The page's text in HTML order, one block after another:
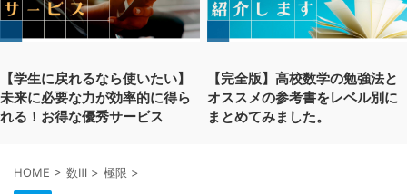
【学生に戻れるなら使いたい】
未来に必要な力が効率的に得ら
れる！お得な優秀サービス
【完全版】高校数学の勉強法と
オススメの参考書をレベル別に
まとめてみました。
HOME > 数Ⅲ > 極限 >